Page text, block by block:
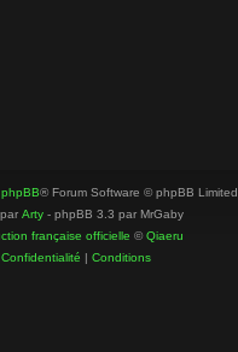
phpBB® Forum Software © phpBB Limited
Arty - phpBB 3.3 par MrGaby
française officielle ©Qiaeru
Confidentialité | Conditions